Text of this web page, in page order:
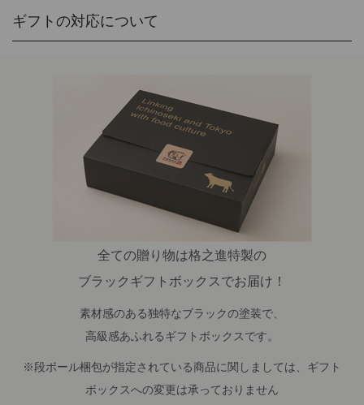
ギフトの対応について
全ての贈り物は格之進特製の
ブラックギフトボックスでお届け！
素材感のある独特なブラックの塗装で、
高級感あふれるギフトボックスです。
※段ボール梱包が指定されている商品に関しましては、ギフト
ボックスへの変更は承っておりません